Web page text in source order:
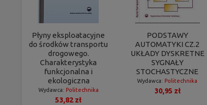
Płyny eksploatacyjne
do środków transportu
drogowego.
Charakterystyka
funkcjonalna i
ekologiczna
Wydawca: Politechnika
Poznańska
53,82 zł
PODSTAWY
AUTOMATYKI CZ.2
UKŁADY DYSKRETNE
SYGNAŁY
STOCHASTYCZNE
Wydawca: Politechnika
Poznańska
30,95 zł